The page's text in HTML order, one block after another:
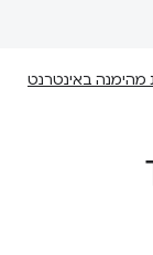
מהימנה באינטרנט